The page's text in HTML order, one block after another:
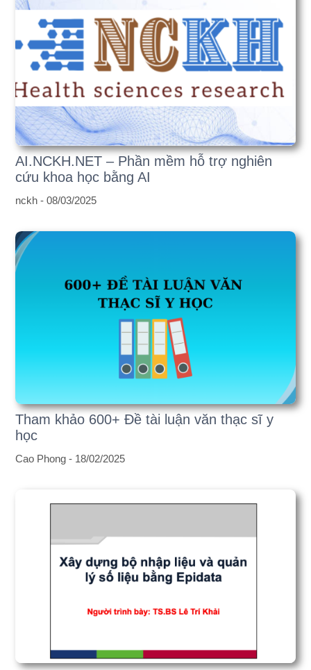
AI.NCKH.NET – Phần mềm hỗ trợ nghiên
cứu khoa học bằng AI
nckh -08/03/2025
Tham khảo 600+ Đề tài luận văn thạc sĩ y
Xây dựng bộ nhập liệu và quản lý số liệu
bằng Epidata